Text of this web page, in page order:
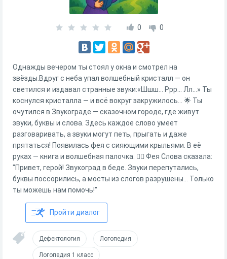
0 0
Однажды вечером ты стоял у окна и смотрел на
звёзды.Вдруг с неба упал волшебный кристалл — он
светился и издавал странные звуки:«Шшш… Ррр… Лл…» Ты
коснулся кристалла — и всё вокруг закружилось… 🌟 Ты
очутился в Звукограде — сказочном городе, где живут
звуки, буквы и слова. Здесь каждое слово умеет
разговаривать, а звуки могут петь, прыгать и даже
прятаться! Появилась фея с сияющими крыльями. В её
руках — книга и волшебная палочка. 🧚‍♀️ Фея Слова сказала:
"Привет, герой! Звукоград в беде. Звуки перепутались,
буквы поссорились, а мосты из слогов разрушены... Только
ты можешь нам помочь!"
Пройти диалог
Дефектология Логопедия
Логопедия 1 класс